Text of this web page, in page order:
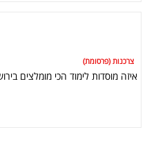
צרכנות (פרסומת)
איזה מוסדות לימוד הכי מומלצים